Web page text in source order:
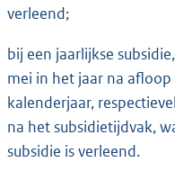
verleend;
bij een jaarlijkse
mei in het jaar na
kalenderjaar,
na het subsidietijdvak,
subsidie is verleend.